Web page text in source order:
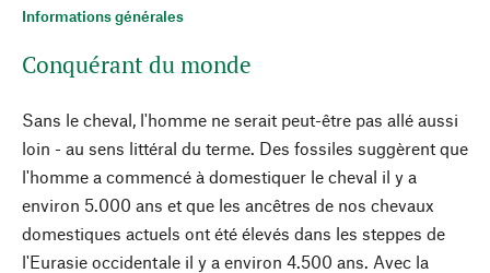
Informations générales
Conquérant du monde
Sans le cheval, l'homme ne serait peut-être pas allé aussi
loin - au sens littéral du terme. Des fossiles suggèrent que
l'homme a commencé à domestiquer le cheval il y a
environ 5.000 ans et que les ancêtres de nos chevaux
domestiques actuels ont été élevés dans les steppes de
l'Eurasie occidentale il y a environ 4.500 ans. Avec la